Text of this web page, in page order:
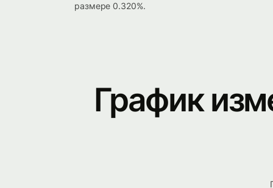
размере 0.320%.
График